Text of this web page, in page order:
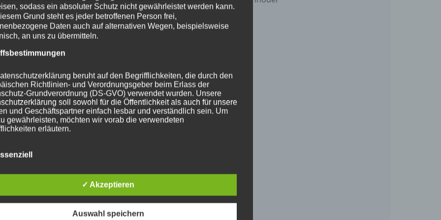
im administrativen Bereich.
mit MS-Office-Programmen aus und arbeiten sich in digitale
an Layoutgestaltung.
strukturiert und haben Talent im Organisieren.
allein, sondern werden von den Assistenzkräften im Kirchenbüro
Ihre schriftliche Bewerbung bis zum 27. Juni 2023 an:
Pfarramt 1, Pfrin. Sieglinde Repp-Jost, Bei der
Eschwege
sodass ein absoluter Schutz nicht gewährleistet werden kann.
Grund steht es jeder betroffenen Person frei,
Daten auch auf alternativen Wegen, beispielsweise
an uns zu übermitteln.
beruht auf den Begrifflichkeiten, die durch den
Richtlinien- und Verordnungsgeber beim Erlass der
Grundverordnung (DS-GVO) verwendet wurden. Unsere
soll sowohl für die Öffentlichkeit als auch für unsere
und Geschäftspartner einfach lesbar und verständlich sein. Um
gewährleisten, möchten wir vorab die verwendeten
erläutern.
Begriffe:
personenbezogene Daten
Personenbezogene Daten sind alle Informationen, die sich auf eine
✓ Akzeptieren
Auswahl speichern